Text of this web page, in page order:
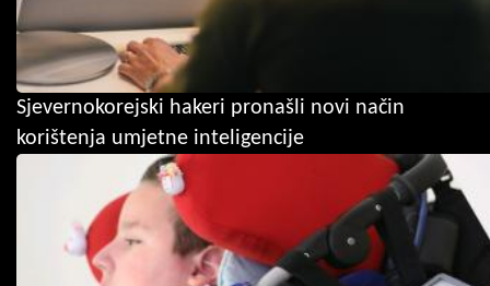
Sjevernokorejski hakeri pronašli novi način
korištenja umjetne inteligencije